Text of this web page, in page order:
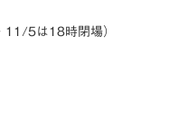
5は18時閉場）